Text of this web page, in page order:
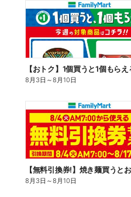
8月3日 ～8月10日
8月3日 ～8月10日